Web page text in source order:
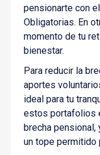
pensionarte con
Obligatorias. En
momento de tu
bienestar.
Para reducir la
aportes
ideal para tu
estos portafolios
brecha
un tope permitido